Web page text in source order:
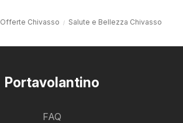
Offerte Chivasso Salute e Bellezza Chivasso
Portavolantino
FAQ